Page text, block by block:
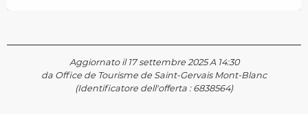
Aggiornato il 17 settembre 2025 A 14:30
da Office de Tourisme de Saint-Gervais Mont-Blanc
(Identificatore dell'offerta : 6838564)